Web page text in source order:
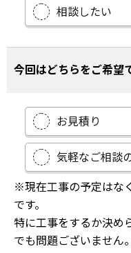
相談したい
今回はどちらをご希望
お見積り
気軽なご相談
※現在工事の予定はな
です。
特に工事をするか決め
でも問題ございません。